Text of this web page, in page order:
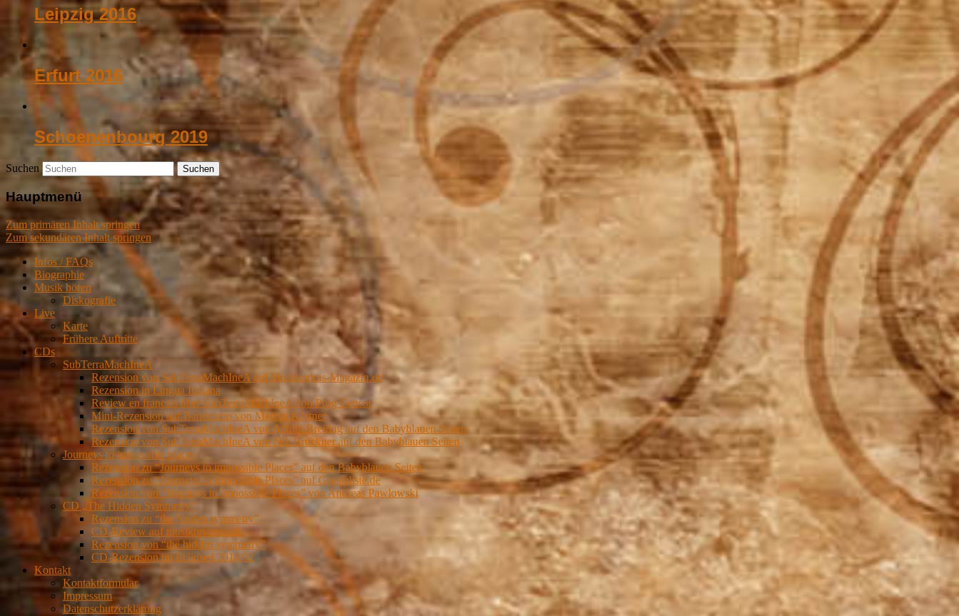
Leipzig 2016
Erfurt 2016
Schoenenbourg 2019
Suchen
Hauptmenü
Zum primären Inhalt springen
Zum sekundären Inhalt springen
Infos / FAQs
Biographie
Musik hören
Diskografie
Live
Karte
Frühere Auftritte
CDs
SubTerraMachIneA
Rezension von SubTerraMachIneA auf Musikzirkus-Magazin.de
Rezension in Lingua Italiana
Review en francais über SubTerraMachIneA von Prog Censor
Mini-Rezension auf Bandcamp von Marcus Kästner
Rezension von SubTerraMachIneA von Achim Breiling auf den Babyblauen Seiten
Rezension von SubTerraMachIneA von Nik Brückner auf den Babyblauen Seiten
Journeys to impossible places
Rezension zu “Journeys to impossible Places” auf den Babyblauen Seiten
Rezension zu “Journeys to impossible Places” auf Gaesteliste.de
Rezension von “Journeys to Impossible Places” von Andreas Pawlowski
CD „The Hidden Symmetry“
Rezension zu “the hidden symmetry”
CD-Review auf musikreviews.de
Rezension von “the hidden symmetry”
CD-Rezension im Eclipsed 2014/02
Kontakt
Kontaktformular
Impressum
Datenschutzerklärung